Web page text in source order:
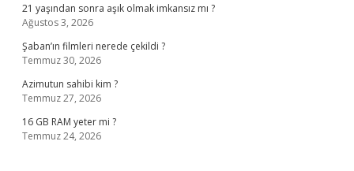
21 yaşından sonra aşık olmak imkansız mı ?
Ağustos 3, 2026
Şaban’ın filmleri nerede çekildi ?
Temmuz 30, 2026
Azimutun sahibi kim ?
Temmuz 27, 2026
16 GB RAM yeter mi ?
Temmuz 24, 2026